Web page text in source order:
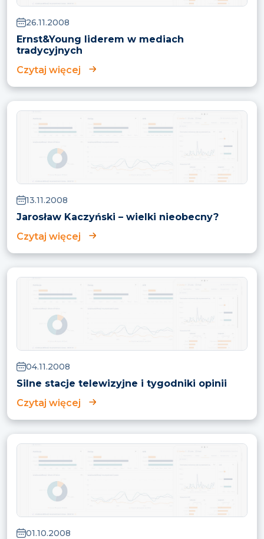
26.11.2008
Ernst&Young liderem w mediach
tradycyjnych
Czytaj więcej
13.11.2008
Jarosław Kaczyński – wielki nieobecny?
Czytaj więcej
04.11.2008
Silne stacje telewizyjne i tygodniki opinii
Czytaj więcej
01.10.2008